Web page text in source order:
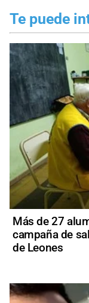
Te puede
Más de 27
campaña de
de Leones